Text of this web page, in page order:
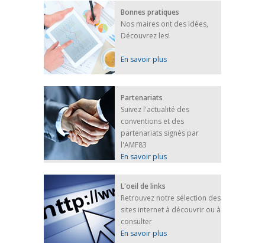
Bonnes pratiques
Nos maires ont des idées,
Découvrez les!
En savoir plus
Partenariats
Suivez l'actualité des
conventions et des
partenariats signés par
l'AMF83
En savoir plus
L'oeil de links
Retrouvez notre sélection des
sites internet à découvrir ou à
consulter
En savoir plus